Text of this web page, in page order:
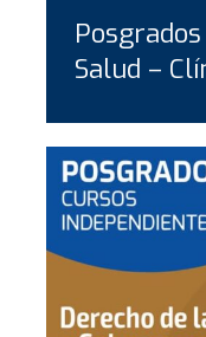
Salud –